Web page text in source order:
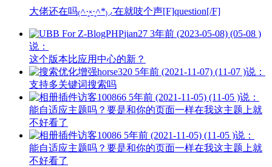
大佬还在吗₍˄·͈༝·͈˄*₎◞ ̑̑在就吱个声[F]question[/F]
jian27 3年前 (2023-05-08) (05-08 )
说：
这个版本比应用中心的新？
horse320 5年前 (2021-11-07) (11-07 )说：
支持多关键词搜索吗
访客100866 5年前 (2021-11-05) (11-05 )说：
能自适应主题吗？要是和你的页面一样在我这主题上就
不好看了
访客10086 5年前 (2021-11-05) (11-05 )说：
能自适应主题吗？要是和你的页面一样在我这主题上就
不好看了